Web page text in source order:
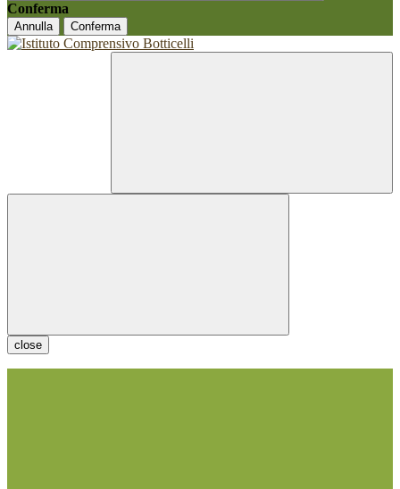
Conferma
Annulla Conferma
close